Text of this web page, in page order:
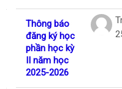
Thông báo
đăng ký học
phần học kỳ
II năm học
2025-2026